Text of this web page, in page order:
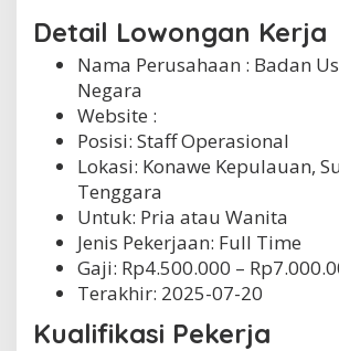
p
u
l
n
Detail Lowongan Kerja
Nama Perusahaan : Badan
Negara
Website :
Posisi: Staff Operasional
Lokasi: Konawe Kepulauan,
Tenggara
Untuk: Pria atau Wanita
Jenis Pekerjaan: Full Time
Gaji: Rp4.500.000 – Rp
Terakhir: 2025-07-20
Kualifikasi Pekerja